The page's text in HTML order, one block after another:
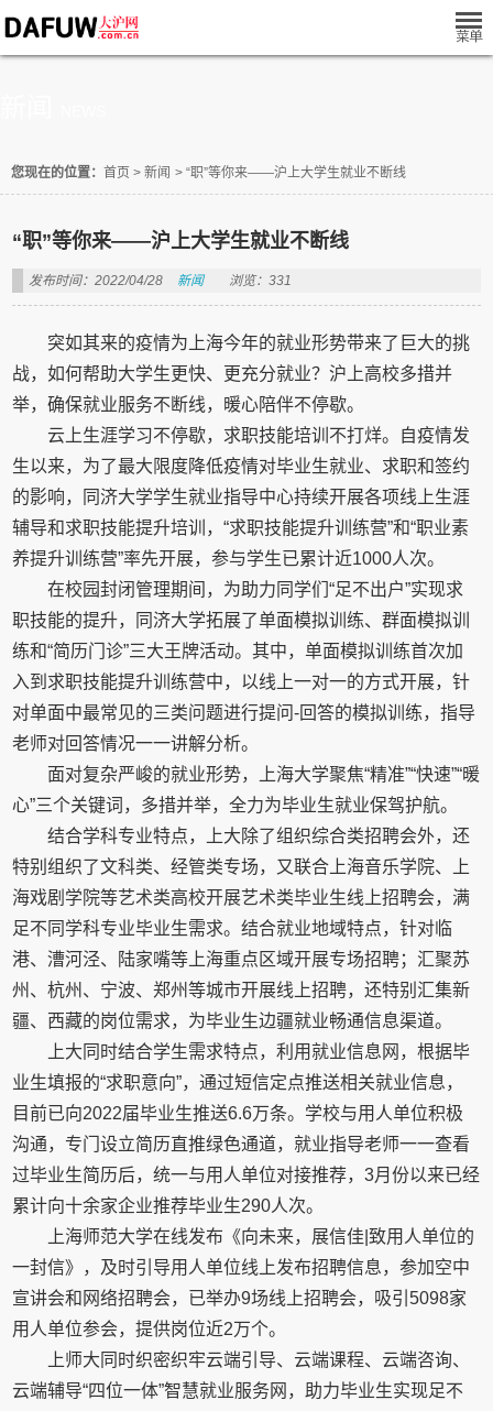
您现在的位置： 首页 > 新闻 > “职”等你来——沪上大学生就业不断线
“职”等你来——沪上大学生就业不断线
发布时间：2022/04/28 新闻 浏览：331
突如其来的疫情为上海今年的就业形势带来了巨大的挑
战，如何帮助大学生更快、更充分就业？沪上高校多措并
举，确保就业服务不断线，暖心陪伴不停歇。
云上生涯学习不停歇，求职技能培训不打烊。自疫情发
生以来，为了最大限度降低疫情对毕业生就业、求职和签约
的影响，同济大学学生就业指导中心持续开展各项线上生涯
辅导和求职技能提升培训，“求职技能提升训练营”和“职业素
养提升训练营”率先开展，参与学生已累计近1000人次。
在校园封闭管理期间，为助力同学们“足不出户”实现求
职技能的提升，同济大学拓展了单面模拟训练、群面模拟训
练和“简历门诊”三大王牌活动。其中，单面模拟训练首次加
入到求职技能提升训练营中，以线上一对一的方式开展，针
对单面中最常见的三类问题进行提问-回答的模拟训练，指导
老师对回答情况一一讲解分析。
面对复杂严峻的就业形势，上海大学聚焦“精准”“快速”“暖
心”三个关键词，多措并举，全力为毕业生就业保驾护航。
结合学科专业特点，上大除了组织综合类招聘会外，还
特别组织了文科类、经管类专场，又联合上海音乐学院、上
海戏剧学院等艺术类高校开展艺术类毕业生线上招聘会，满
足不同学科专业毕业生需求。结合就业地域特点，针对临
港、漕河泾、陆家嘴等上海重点区域开展专场招聘；汇聚苏
州、杭州、宁波、郑州等城市开展线上招聘，还特别汇集新
疆、西藏的岗位需求，为毕业生边疆就业畅通信息渠道。
上大同时结合学生需求特点，利用就业信息网，根据毕
业生填报的“求职意向”，通过短信定点推送相关就业信息，
目前已向2022届毕业生推送6.6万条。学校与用人单位积极
沟通，专门设立简历直推绿色通道，就业指导老师一一查看
过毕业生简历后，统一与用人单位对接推荐，3月份以来已经
累计向十余家企业推荐毕业生290人次。
上海师范大学在线发布《向未来，展信佳|致用人单位的
一封信》，及时引导用人单位线上发布招聘信息，参加空中
宣讲会和网络招聘会，已举办9场线上招聘会，吸引5098家
用人单位参会，提供岗位近2万个。
上师大同时织密织牢云端引导、云端课程、云端咨询、
云端辅导“四位一体”智慧就业服务网，助力毕业生实现足不